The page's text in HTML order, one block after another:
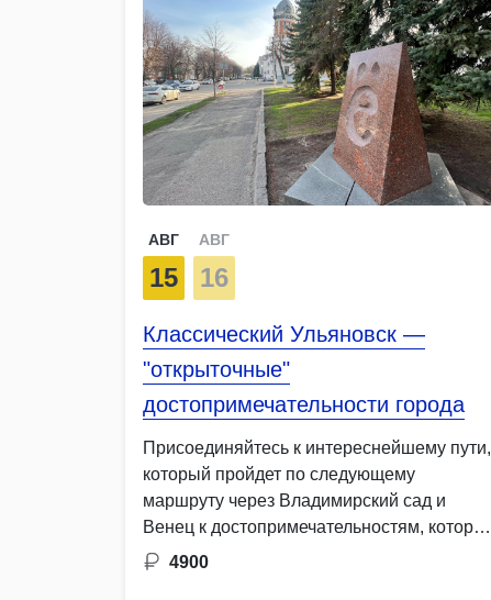
АВГ
15
АВГ
16
Классический Ульяновск —
"открыточные"
достопримечательности города
Присоединяйтесь к интереснейшему пути,
который пройдет по следующему
маршруту через Владимирский сад и
Венец к достопримечательностям, которые
связаны с фамилиями …
4900